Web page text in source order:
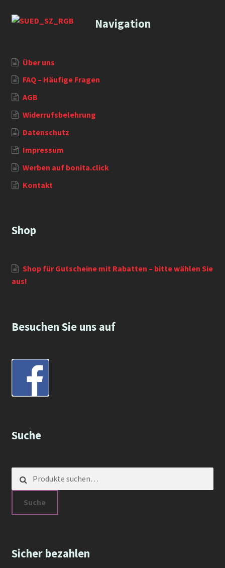
Navigation
Über uns
FAQ – Häufige Fragen
AGB
Widerrufsbelehrung
Datenschutz
Impressum
Werben auf bonita.click
Kontakt
Shop
Shop für Gutscheine mit Rabatten – bitte wählen Sie
aus!
Besuchen Sie uns auf
Suche
Suche nach:
Suche
Sicher bezahlen